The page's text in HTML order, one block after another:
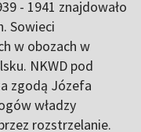
- 1941 znajdowało
Sowieci
w obozach w
NKWD pod
zgodą Józefa
władzy
rozstrzelanie.